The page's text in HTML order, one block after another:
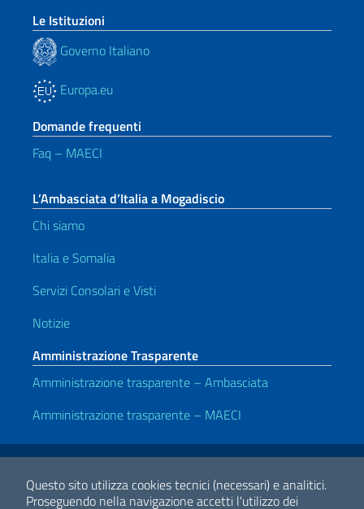
Questo sito utilizza cookies tecnici (necessari) e analitici.
Proseguendo nella navigazione accetti l'utilizzo dei
Le Istituzioni
Governo Italiano
Europa.eu
Domande frequenti
Faq – MAECI
L’Ambasciata d’Italia a Mogadiscio
Chi siamo
Italia e Somalia
Servizi Consolari e Visti
Notizie
Amministrazione Trasparente
Amministrazione trasparente – Ambasciata
Amministrazione trasparente – MAECI
Link Utili